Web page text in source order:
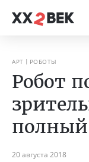
АРТ РОБОТЫ
Робот
20 августа 2018